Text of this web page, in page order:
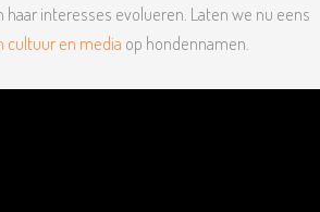
haar interesses evolueren. Laten we nu eens
cultuur en media op hondennamen.